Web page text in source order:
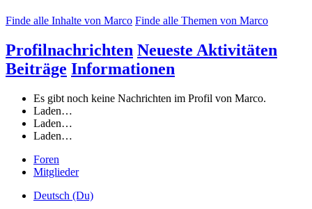
Finde alle Inhalte von Marco Finde alle Themen von Marco
Profilnachrichten Neueste Aktivitäten
Beiträge Informationen
Es gibt noch keine Nachrichten im Profil von Marco.
Laden…
Laden…
Laden…
Foren
Mitglieder
Deutsch (Du)